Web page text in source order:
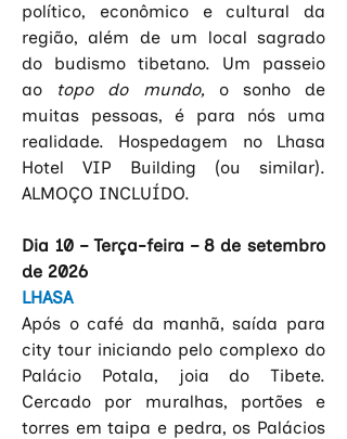
político, econômico e cultural da
região, além de um local sagrado
do budismo tibetano. Um passeio
ao topo do mundo, o sonho de
muitas pessoas, é para nós uma
realidade. Hospedagem no Lhasa
Hotel VIP Building (ou similar).
ALMOÇO INCLUÍDO.
Dia 10 – Terça-feira – 8 de setembro
de 2026
LHASA
Após o café da manhã, saída para
city tour iniciando pelo complexo do
Palácio Potala, joia do Tibete.
Cercado por muralhas, portões e
torres em taipa e pedra, os Palácios